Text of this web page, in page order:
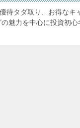
待タダ取り、お得なキ
魅力を中心に投資初